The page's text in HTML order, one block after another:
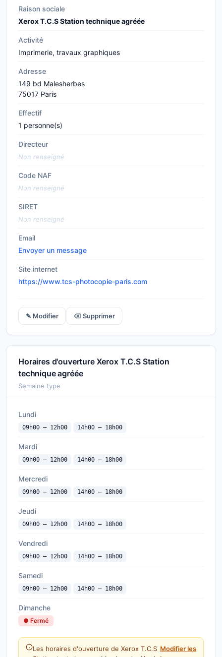
Raison sociale
Xerox T.C.S Station technique agréée
Activité
Imprimerie, travaux graphiques
Adresse
149 bd Malesherbes
75017 Paris
Effectif
1 personne(s)
Directeur
Non renseigné
Code NAF
Non renseigné
SIRET
Non renseigné
Email
Envoyer un message
Site internet
https://www.tcs-photocopie-paris.com
✎ Modifier ⌫ Supprimer
Horaires d'ouverture Xerox T.C.S Station
technique agréée
Semaine type
Lundi
09h00 — 12h00 14h00 — 18h00
Mardi
09h00 — 12h00 14h00 — 18h00
Mercredi
09h00 — 12h00 14h00 — 18h00
Jeudi
09h00 — 12h00 14h00 — 18h00
Vendredi
09h00 — 12h00 14h00 — 18h00
Samedi
09h00 — 12h00 14h00 — 18h00
Dimanche
● Fermé
Les horaires d'ouverture de Xerox T.C.S Modifier les